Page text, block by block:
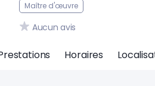
Maître d'œuvre
Aucun avis
Horaires